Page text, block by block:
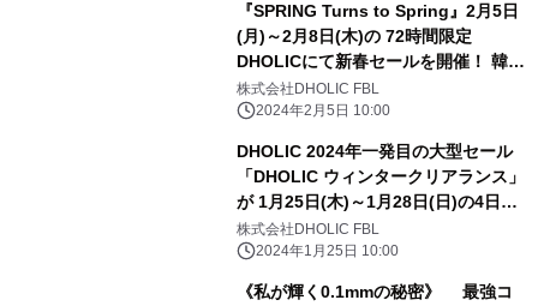
『SPRING Turns to Spring』2月5日
(月)～2月8日(木)の 72時間限定
DHOLICにて新春セールを開催！ 韓国
デザイナーズブランドを取り揃えた新
ショップにも注目
株式会社DHOLIC FBL
2024年2月5日 10:00
DHOLIC 2024年一発目の大型セール
「DHOLIC ウィンタークリアランス」
が 1月25日(木)～1月28日(日)の4日間
限定で開催決定！
株式会社DHOLIC FBL
2024年1月25日 10:00
《私が輝く0.1mmの秘密》 最強コ